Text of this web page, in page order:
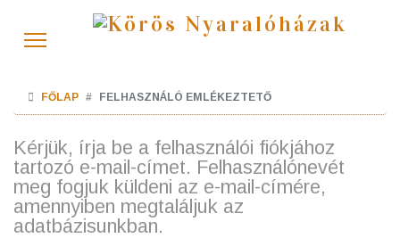
FŐLAP FELHASZNÁLÓ EMLÉKEZTETŐ
Kérjük, írja be a felhasználói fiókjához
tartozó e-mail-címet. Felhasználónevét
meg fogjuk küldeni az e-mail-címére,
amennyiben megtaláljuk az
adatbázisunkban.